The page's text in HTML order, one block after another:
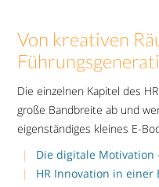
Von kreativen
Die einzelnen Kapitel des
große Bandbreite ab und
eigenständiges kleines E-
Die digitale Motivation
HR Innovation in einer